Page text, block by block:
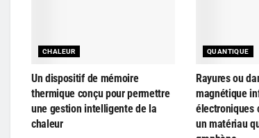
CHALEUR
Un dispositif de mémoire
thermique conçu pour permettre
une gestion intelligente de la
chaleur
QUANTIQUE
Rayures ou
magnétique
électroniques
un matériau